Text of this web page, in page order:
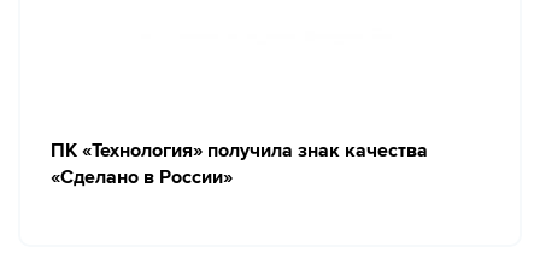
ПК «Технология» получила знак качества
«Сделано в России»